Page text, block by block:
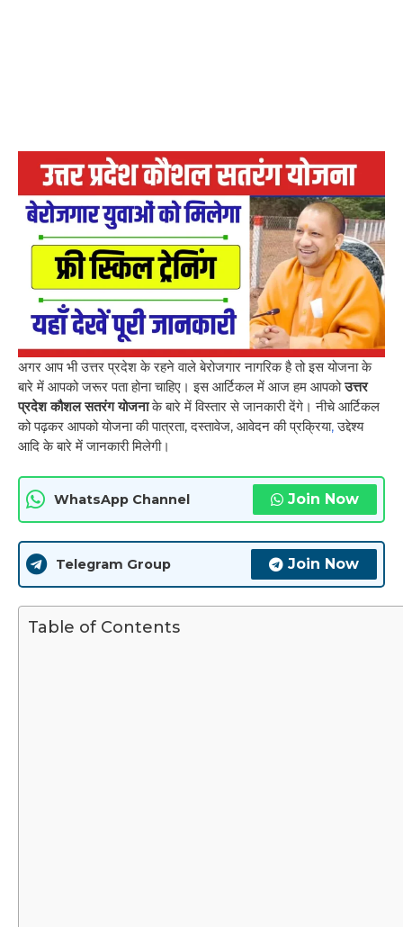
अगर आप भी उत्तर प्रदेश के रहने वाले बेरोजगार नागरिक है तो इस योजना के
बारे में आपको जरूर पता होना चाहिए। इस आर्टिकल में आज हम आपकोउत्तर
प्रदेश कौशल सतरंग योजनाके बारे में विस्तार से जानकारी देंगे। नीचे आर्टिकल
को पढ़कर आपको योजना की पात्रता, दस्तावेज, आवेदन की प्रक्रिया,उद्देश्य
आदि के बारे में जानकारी मिलेगी।
WhatsApp Channel Join Now
Telegram Group Join Now
Table of Contents